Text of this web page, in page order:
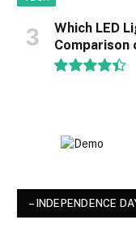
Which LED
Comparison
– INDEPENDENCE